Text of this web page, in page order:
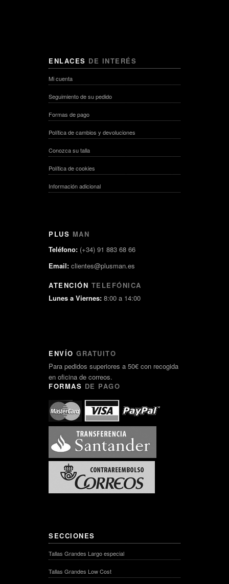
ENLACES DE INTERÉS
Mi cuenta
Seguimiento de su pedido
Formas de pago
Política de cambios y devoluciones
Conozca su talla
Política de cookies
Información adicional
PLUS MAN
Teléfono: (+34) 91 883 68 66
Email: clientes@plusman.es
ATENCIÓN TELEFÓNICA
Lunes a Viernes: 8:00 a 14:00
ENVÍO GRATUITO
Para pedidos superiores a 50€ con recogida
en oficina de correos.
FORMAS DE PAGO
SECCIONES
Tallas Grandes Largo especial
Tallas Grandes Low Cost